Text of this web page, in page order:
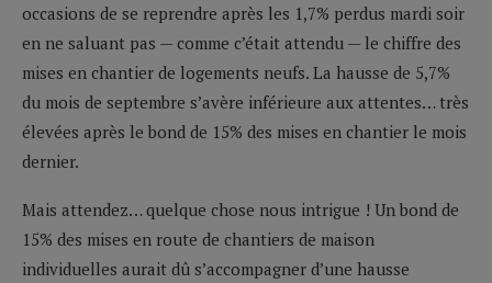
occasions de se reprendre après les 1,7% perdus mardi soir
en ne saluant pas — comme c’était attendu — le chiffre des
mises en chantier de logements neufs. La hausse de 5,7%
du mois de septembre s’avère inférieure aux attentes… très
élevées après le bond de 15% des mises en chantier le mois
dernier.
Mais attendez… quelque chose nous intrigue ! Un bond de
15% des mises en route de chantiers de maison
individuelles aurait dû s’accompagner d’une hausse